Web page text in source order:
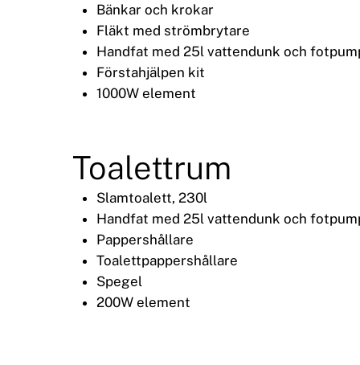
Bänkar och krokar
Fläkt med strömbrytare
Handfat med 25l vattendunk och
Förstahjälpen kit
1000W element
Toalettrum
Slamtoalett, 230l
Handfat med 25l vattendunk och
Pappershållare
Toalettpappershållare
Spegel
200W element